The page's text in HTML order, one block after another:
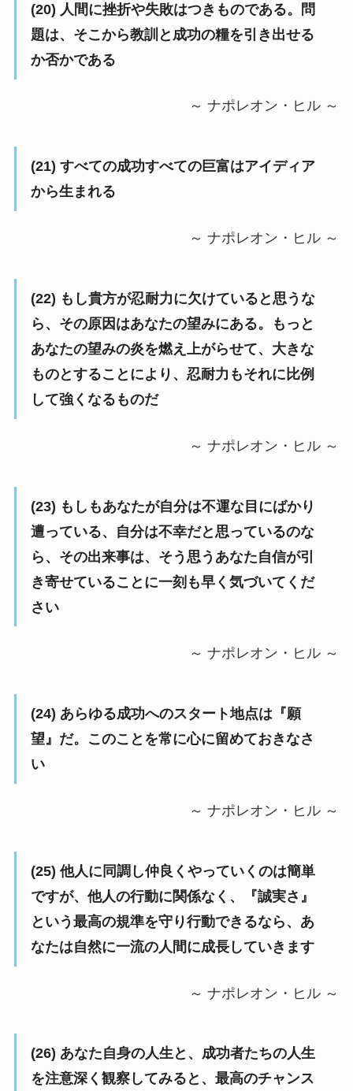
(20) 人間に挫折や失敗はつきものである。問
題は、そこから教訓と成功の糧を引き出せる
か否かである
～ ナポレオン・ヒル ～
(21) すべての成功すべての巨富はアイディア
から生まれる
～ ナポレオン・ヒル ～
(22) もし貴方が忍耐力に欠けていると思うな
ら、その原因はあなたの望みにある。もっと
あなたの望みの炎を燃え上がらせて、大きな
ものとすることにより、忍耐力もそれに比例
して強くなるものだ
～ ナポレオン・ヒル ～
(23) もしもあなたが自分は不運な目にばかり
遭っている、自分は不幸だと思っているのな
ら、その出来事は、そう思うあなた自信が引
き寄せていることに一刻も早く気づいてくだ
さい
～ ナポレオン・ヒル ～
(24) あらゆる成功へのスタート地点は『願
望』だ。このことを常に心に留めておきなさ
い
～ ナポレオン・ヒル ～
(25) 他人に同調し仲良くやっていくのは簡単
ですが、他人の行動に関係なく、『誠実さ』
という最高の規準を守り行動できるなら、あ
なたは自然に一流の人間に成長していきます
～ ナポレオン・ヒル ～
(26) あなた自身の人生と、成功者たちの人生
を注意深く観察してみると、最高のチャンス